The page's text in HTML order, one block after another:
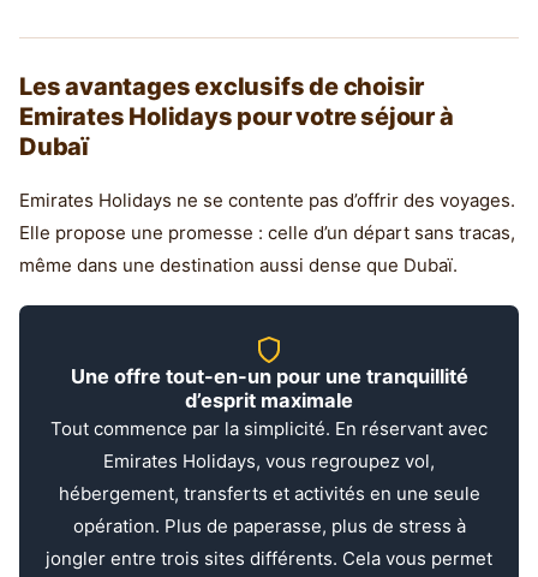
Les avantages exclusifs de choisir
Emirates Holidays pour votre séjour à
Dubaï
Emirates Holidays ne se contente pas d’offrir des voyages.
Elle propose une promesse : celle d’un départ sans tracas,
même dans une destination aussi dense que Dubaï.
Une offre tout-en-un pour une tranquillité
d’esprit maximale
Tout commence par la simplicité. En réservant avec
Emirates Holidays, vous regroupez vol,
hébergement, transferts et activités en une seule
opération. Plus de paperasse, plus de stress à
jongler entre trois sites différents. Cela vous permet